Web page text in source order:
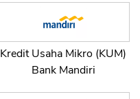
Kredit Usaha Mikro (KUM)
Bank Mandiri